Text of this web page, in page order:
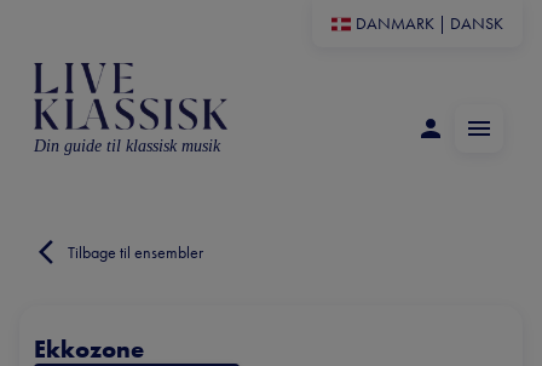
DANMARK DANSK
Din guide til klassisk musik
Tilbage til ensembler
Ekkozone